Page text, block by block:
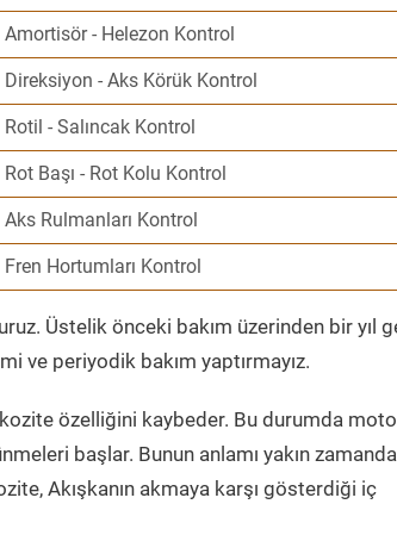
Amortisör - Helezon Kontrol
Direksiyon - Aks Körük Kontrol
Rotil - Salıncak Kontrol
Rot Başı - Rot Kolu Kontrol
Aks Rulmanları Kontrol
Fren Hortumları Kontrol
Üstelik önceki bakım üzerinden bir yıl
ve periyodik bakım yaptırmayız.
özelliğini kaybeder. Bu durumda
başlar. Bunun anlamı yakın zamanda
Akışkanın akmaya karşı gösterdiği iç